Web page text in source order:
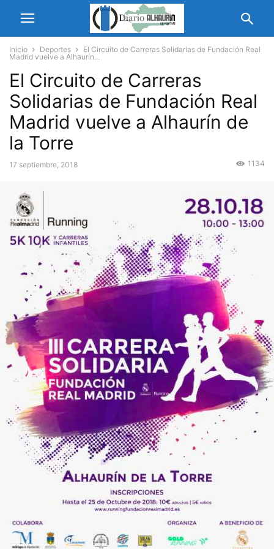
Inicio Deportes
El Circuito de Carreras Solidarias de Fundación Real
Madrid vuelve a Alhaurín...
El Circuito de Carreras
Solidarias de Fundación Real
Madrid vuelve a Alhaurín de
la Torre
17 septiembre, 2018 1134